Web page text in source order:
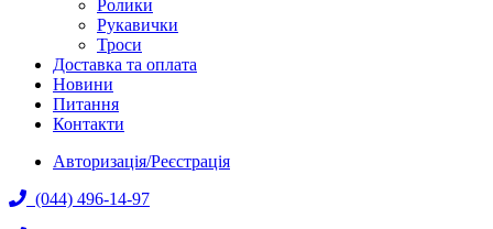
Ролики
Рукавички
Троси
Доставка та оплата
Новини
Питання
Контакти
Авторизація/Реєстрація
(044) 496-14-97